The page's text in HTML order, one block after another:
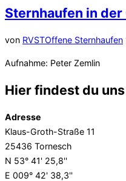
Sternhaufen in
von RVSTOffene Sternhaufen
Aufnahme: Peter Zemlin
Hier findest du uns
Adresse
Klaus-Groth-Straße 11
25436 Tornesch
N 53° 41' 25,8''
E 009° 42' 38,3''